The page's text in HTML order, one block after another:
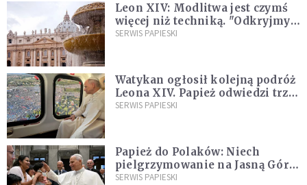
Leon XIV: Modlitwa jest czymś
więcej niż techniką. "Odkryjmy
ją na nowo"
SERWIS PAPIESKI
Watykan ogłosił kolejną podróż
Leona XIV. Papież odwiedzi trzy
kraje Ameryki Południowej
SERWIS PAPIESKI
Papież do Polaków: Niech
pielgrzymowanie na Jasną Górę
umocni wiarę i nadzieję
SERWIS PAPIESKI